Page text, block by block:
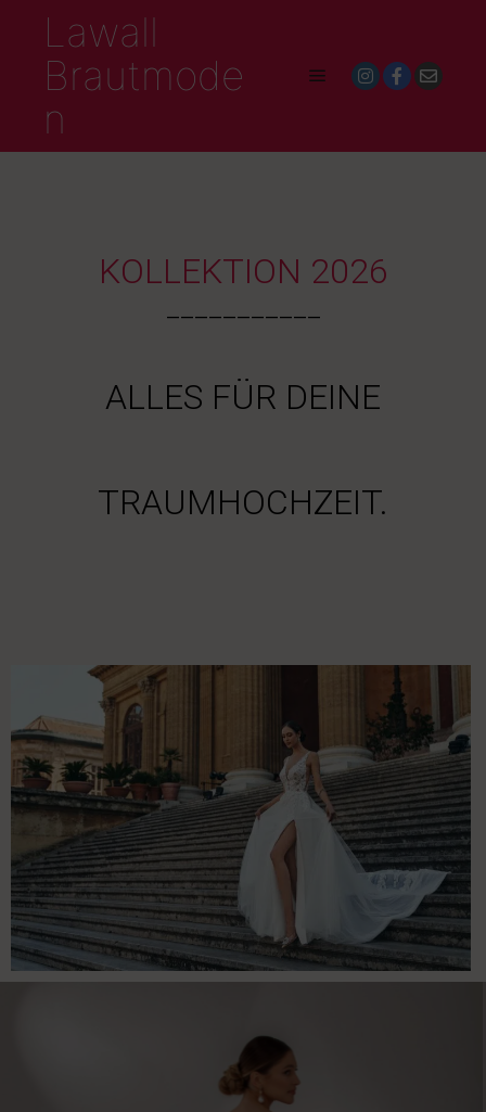
Lawall
Brautmode
n
KOLLEKTION 2026
ALLES FÜR DEINE
TRAUMHOCHZEIT.